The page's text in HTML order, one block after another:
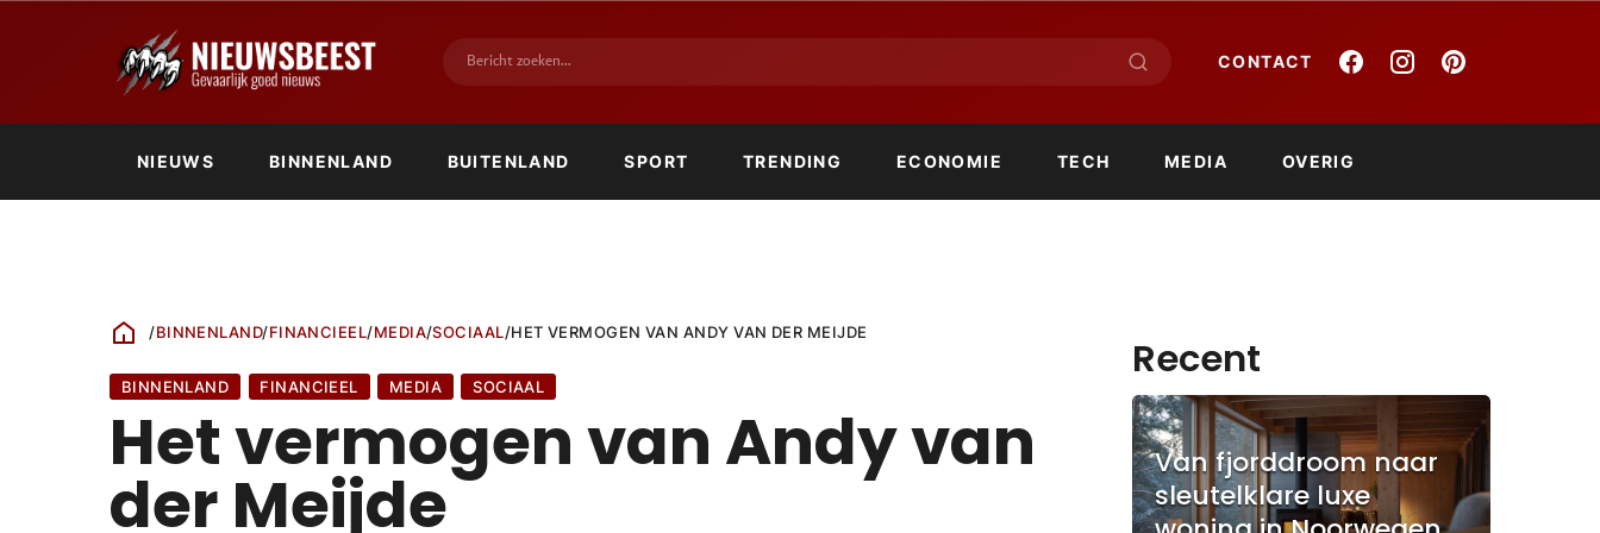
CONTACT
NIEUWS BINNENLAND BUITENLAND SPORT TRENDING ECONOMIE TECH MEDIA OVERIG
/BINNENLAND/FINANCIEEL/MEDIA/SOCIAAL/HET VERMOGEN VAN ANDY VAN DER MEIJDE
BINNENLAND FINANCIEEL MEDIA SOCIAAL
Het vermogen van Andy van
der Meijde
Recent
Van fjorddroom naar
sleutelklare luxe